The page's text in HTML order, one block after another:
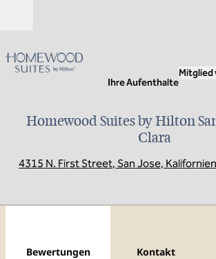
Ihre Aufenthalte
Mitglied
Homewood Suites by Hilton
Clara
4315 N. First Street, San Jose,
Bewertungen Kontakt